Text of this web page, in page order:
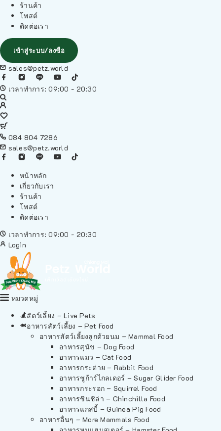
ร้านค้า
โพสต์
ติดต่อเรา
เข้าสู่ระบบ/ลงชื่อ
sales@petz.world
เวลาทำการ: 09:00 - 20:30
084 804 7286
sales@petz.world
หน้าหลัก
เกี่ยวกับเรา
ร้านค้า
โพสต์
ติดต่อเรา
เวลาทำการ: 09:00 - 20:30
Login
หมวดหมู่
สัตว์เลี้ยง – Live Pets
อาหารสัตว์เลี้ยง – Pet Food
อาหารสัตว์เลี้ยงลูกด้วยนม – Mammal Food
อาหารสุนัข – Dog Food
อาหารแมว – Cat Food
อาหารกระต่าย – Rabbit Food
อาหารชูก้าร์ไกลเดอร์ – Sugar Glider Food
อาหารกระรอก – Squirrel Food
อาหารชินชิล่า – Chinchilla Food
อาหารแกสบี้ – Guinea Pig Food
อาหารอื่นๆ – More Mammals Food